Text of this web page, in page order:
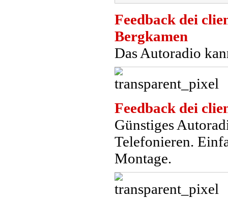
Feedback dei
Bergkamen
Das Autoradio
Feedback dei
Günstiges
Telefonieren.
Montage.